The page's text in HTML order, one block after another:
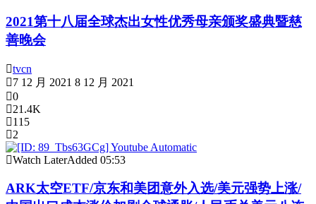
2021第十八届全球杰出女性优秀母亲颁奖盛典暨慈
善晚会
tvcn
7 12 月 2021 8 12 月 2021
0
21.4K
115
2
Watch LaterAdded 05:53
ARK太空ETF/京东和美团意外入选/美元强势上涨/